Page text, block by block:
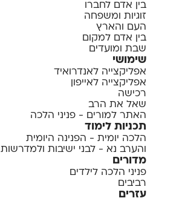
בין אדם לחברו
זוגיות ומשפחה
העם והארץ
בין אדם למקום
שבת ומועדים
שימושי
אפליקצייה לאנדרואיד
אפליקצייה לאייפון
רכישה
שאל את הרב
האתר למורים - פניני הלכה
תכניות לימוד
הלכה יומית - הפנינה היומית
והערב נא - לבני ישיבות ולמדרשות
מדורים
פניני הלכה לילדים
רביבים
עזרים